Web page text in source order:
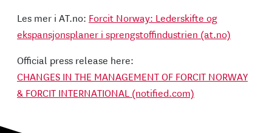
Les mer i AT.no: Forcit Norway: Lederskifte og
ekspansjonsplaner i sprengstoffindustrien (at.no)
Official press release here:
CHANGES IN THE MANAGEMENT OF FORCIT NORWAY
& FORCIT INTERNATIONAL (notified.com)